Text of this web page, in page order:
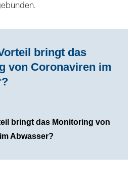
bringt das
von Coronaviren im
bringt das Monitoring von
Abwasser?